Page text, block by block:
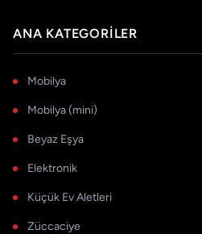
ANA KATEGORILER
Mobilya
Mobilya (mini)
Beyaz Eşya
Elektronik
Küçük Ev Aletleri
Züccaciye